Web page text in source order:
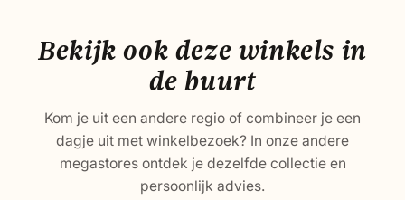
Bekijk ook deze winkels in
de buurt
Kom je uit een andere regio of combineer je een
dagje uit met winkelbezoek? In onze andere
megastores ontdek je dezelfde collectie en
persoonlijk advies.